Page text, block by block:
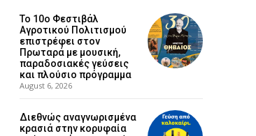
Το 10ο Φεστιβάλ
Αγροτικού Πολιτισμού
επιστρέφει στον
Πρωταρά με μουσική,
παραδοσιακές γεύσεις
και πλούσιο πρόγραμμα
August 6, 2026
Διεθνώς αναγνωρισμένα
κρασιά στην κορυφαία